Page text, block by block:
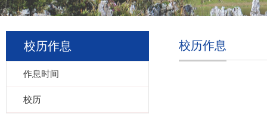
校历作息
作息时间
校历
校历作息